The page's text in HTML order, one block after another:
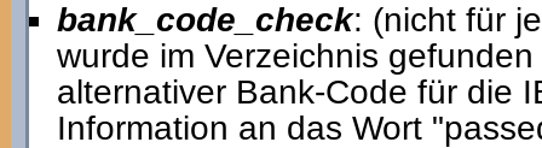
bank_code_check: (nicht für
wurde im Verzeichnis
alternativer Bank-Code für die
Information an das Wort